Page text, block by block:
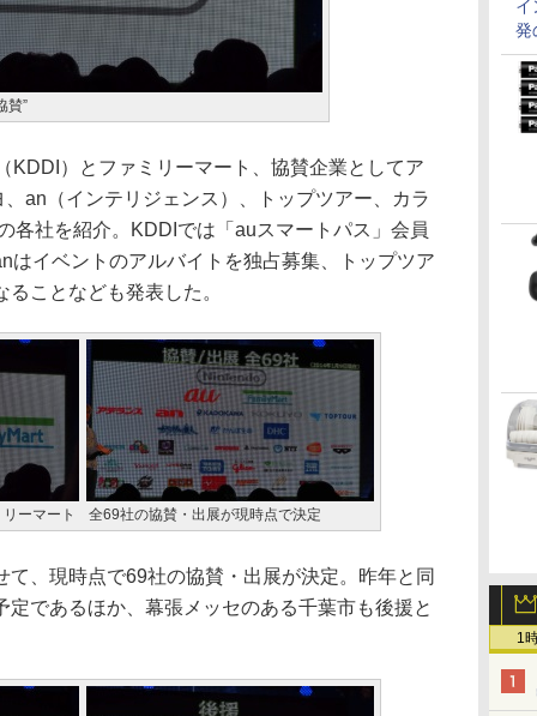
イ
発
1
賛”
）とファミリーマート、協賛企業としてア
an（インテリジェンス）、トップツアー、カラ
各社を紹介。KDDIでは「auスマートパス」会員
はイベントのアルバイトを独占募集、トップツア
ことなども発表した。
ーマート 全69社の協賛・出展が現時点で決定
、現時点で69社の協賛・出展が決定。昨年と同
であるほか、幕張メッセのある千葉市も後援と